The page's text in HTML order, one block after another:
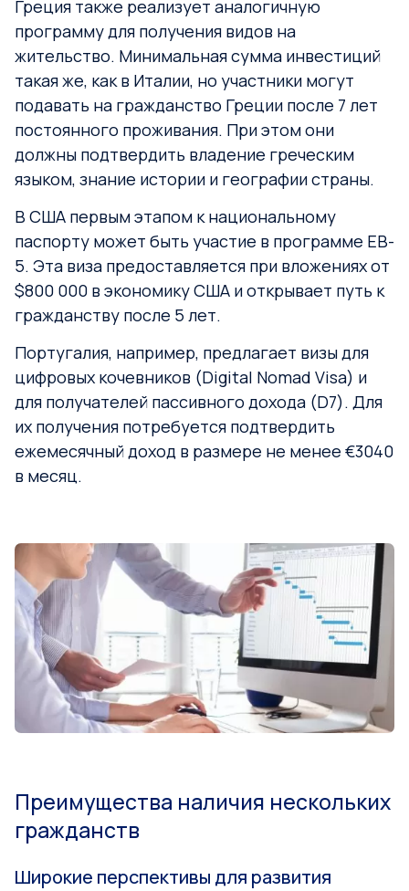
Греция также реализует аналогичную
программу для получения видов на
жительство. Минимальная сумма инвестиций
такая же, как в Италии, но участники могут
подавать на гражданство Греции после 7 лет
постоянного проживания. При этом они
должны подтвердить владение греческим
языком, знание истории и географии страны.
В США первым этапом к национальному
паспорту может быть участие в программе EB-
5. Эта виза предоставляется при вложениях от
$800 000 в экономику США и открывает путь к
гражданству после 5 лет.
Португалия, например, предлагает визы для
цифровых кочевников (Digital Nomad Visa) и
для получателей пассивного дохода (D7). Для
их получения потребуется подтвердить
ежемесячный доход в размере не менее €3040
в месяц.
Преимущества наличия нескольких
гражданств
Широкие перспективы для развития